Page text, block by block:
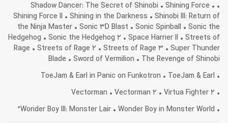
• Shadow Dancer: The Secret of Shinobi • Shining Force •
Shining Force II • Shining in the Darkness • Shinobi III: Return of
the Ninja Master • Sonic 3D Blast • Sonic Spinball • Sonic the
Hedgehog • Sonic the Hedgehog 2 • Space Harrier II • Streets of
Rage • Streets of Rage 2 • Streets of Rage 3 • Super Thunder
Blade • Sword of Vermilion • The Revenge of Shinobi
• ToeJam & Earl in Panic on Funkotron • ToeJam & Earl
• Vectorman • Vectorman 2 • Virtua Fighter 2
• Wonder Boy III: Monster Lair • Wonder Boy in Monster World”